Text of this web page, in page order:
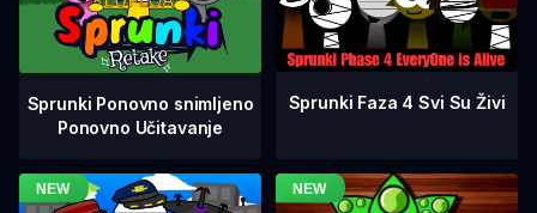
Sprunki Ponovno snimljeno
Ponovno Učitavanje
Sprunki Faza 4 Svi Su Živi